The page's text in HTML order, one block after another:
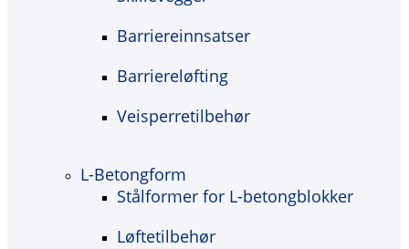
Barriereinnsatser
Barriereløfting
Veisperretilbehør
L-Betongform
Stålformer for L-betongblokker
Løftetilbehør